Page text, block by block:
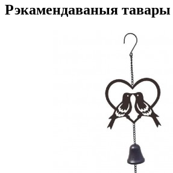
Рэкамендаваныя тавары